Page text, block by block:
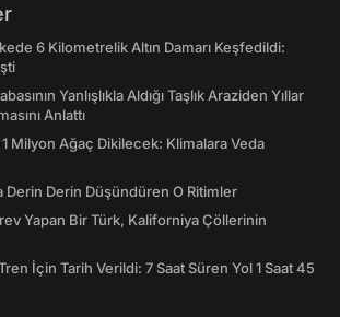
6 Kilometrelik Altın Damarı Keşfedildi:
Yanlışlıkla Aldığı Taşlık Araziden Yıllar
Anlattı
Milyon Ağaç Dikilecek: Klimalara Veda
Derin Derin Düşündüren O Ritimler
Yapan Bir Türk, Kaliforniya Çöllerinin
İçin Tarih Verildi: 7 Saat Süren Yol 1 Saat 45